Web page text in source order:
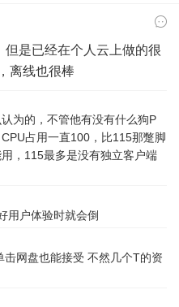
是已经在个人云上做的很
离线也很棒
为的，不管他有没有什么狗P
占用一直100，比115那蹩脚
，115最多是没有独立客户端
用户体验时就会倒
网盘也能接受 不然几个T的资